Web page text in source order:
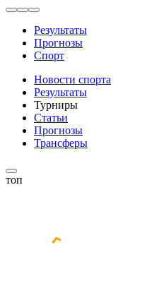
Результаты
Прогнозы
Спорт
Новости спорта
Результаты
Турниры
Статьи
Прогнозы
Трансферы
топ